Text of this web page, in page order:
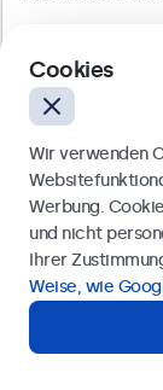
Berliner
Deutsch
Rufen
Benötigen Sie
Kontaktieren
Cookies
Wir verwenden
Werbung.
und nicht
Ihrer
Weise, wie